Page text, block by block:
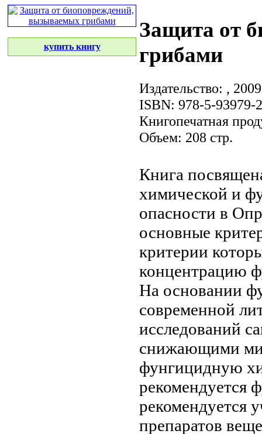
купить книгу
Защита от
грибами
Издательство: ,
ISBN: 978-5-93979-
Книгопечатная
Объем: 208 стр.
Книга
химической и
опасности в
основные
критерии
концентрацию
На основании
современной
исследований
снижающими
фунгицидную
рекомендуется
рекомендуется
препаратов